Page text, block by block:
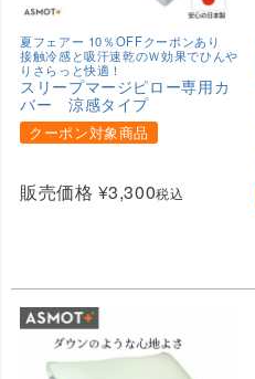
夏フェアー 10％OFFクーポンあり
接触冷感と吸汗速乾のＷ効果でひんや
りさらっと快適！
スリープマージピロー専用カ
バー 涼感タイプ
クーポン対象商品
販売価格 ¥3,300税込